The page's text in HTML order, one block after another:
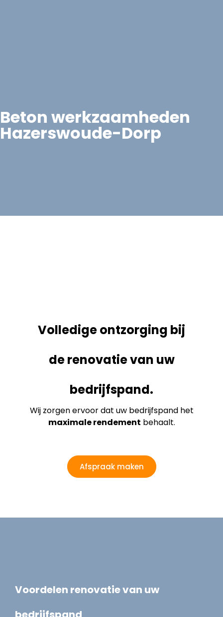
Beton werkzaamheden
Hazerswoude-Dorp
Volledige ontzorging bij
de renovatie van uw
bedrijfspand.
Wij zorgen ervoor dat uw bedrijfspand het
maximale rendement behaalt.
Afspraak maken
Voordelen renovatie van uw